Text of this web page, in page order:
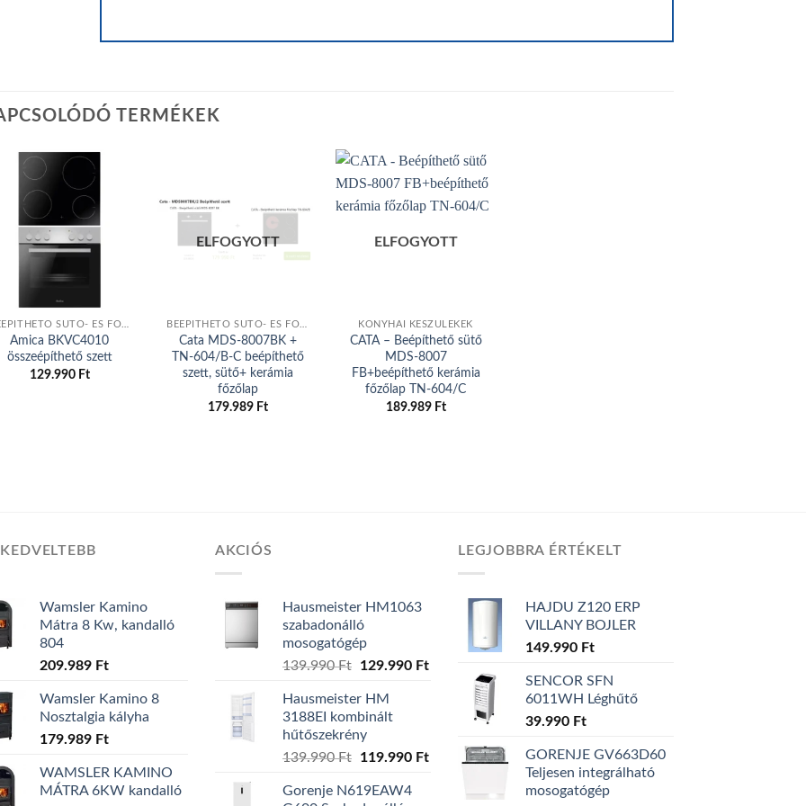
TERMÉKEK
BEÉPÍTHETŐ SÜTŐ- ÉS FŐZŐLAP
Amica BKVC4010
összeépíthető szett
129.990 Ft
Add to
wishlist
ELFOGYOTT
BEÉPÍTHETŐ SÜTŐ- ÉS FŐZŐLAP
Cata MDS-8007BK +
TN-604/B-C beépíthető
szett, sütő+ kerámia
főzőlap
179.989 Ft
Add to
wishlist
ELFOGYOTT
KONYHAI KÉSZÜLÉKEK
CATA – Beépíthető sütő
MDS-8007
FB+beépíthető kerámia
főzőlap TN-604/C
189.989 Ft
Wamsler Kamino
Mátra 8 Kw, kandalló
804
209.989 Ft
Wamsler Kamino 8
Nosztalgia kályha
179.989 Ft
WAMSLER KAMINO
MÁTRA 6KW kandalló
AKCIÓS
Hausmeister HM1063
szabadonálló
mosogatógép
139.990Ft
Original
was:
139.990 Ft.
129.990 FtCurrent
129.990 Ft.
Hausmeister HM
3188EI kombinált
hűtőszekrény
139.990Ft
Original
was:
119.990 FtCurrent
Gorenje N619EAW4
LEGJOBBRA ÉRTÉKELT
HAJDU Z120 ERP
VILLANY BOJLER
149.990 Ft
SENCOR SFN
6011WH Léghűtő
39.990 Ft
GORENJE GV663D60
Teljesen integrálható
mosogatógép